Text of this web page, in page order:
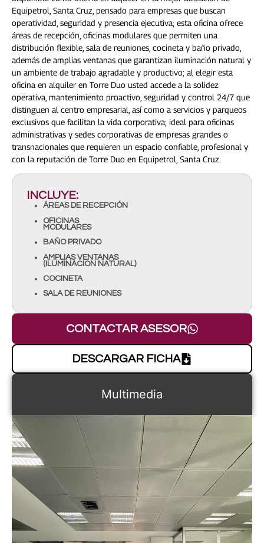
Equipetrol, Santa Cruz, pensado para empresas que buscan
operatividad, seguridad y presencia ejecutiva; esta oficina ofrece
áreas de recepción, oficinas modulares que permiten una
distribución flexible, sala de reuniones, cocineta y baño privado,
además de amplias ventanas que garantizan iluminación natural y
un ambiente de trabajo agradable y productivo; al elegir esta
oficina en alquiler en Torre Duo usted accede a la solidez
operativa, mantenimiento proactivo, seguridad y control 24/7 que
distinguen al centro empresarial, así como a servicios y parqueos
exclusivos que facilitan la vida corporativa; ideal para oficinas
administrativas y sedes corporativas de empresas grandes o
transnacionales que requieren un espacio confiable, profesional y
con la reputación de Torre Duo en Equipetrol, Santa Cruz.
INCLUYE:
ÁREAS DE RECEPCIÓN
OFICINAS
MODULARES
BAÑO PRIVADO
AMPLIAS VENTANAS
(ILUMINACIÓN NATURAL)
COCINETA
SALA DE REUNIONES
CONTACTAR ASESOR
DESCARGAR FICHA
Multimedia